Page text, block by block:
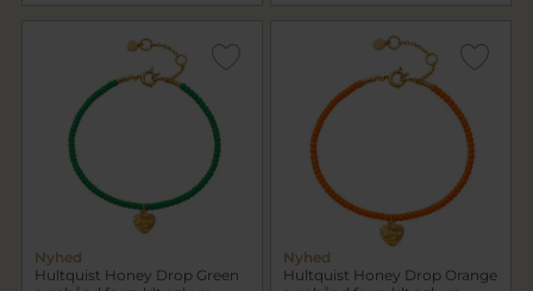
Nyhed
Hultquist Honey Drop Green
Nyhed
Hultquist Honey Drop Orange